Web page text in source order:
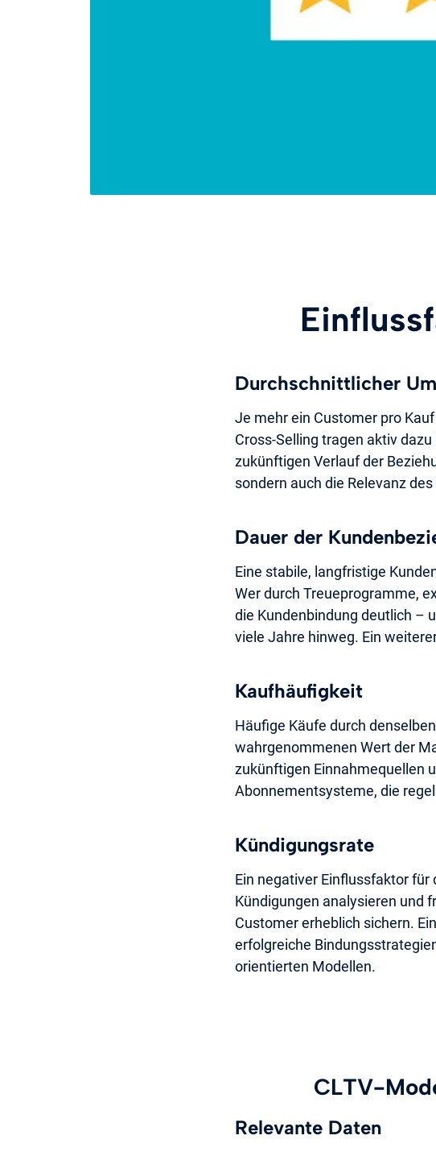
Durchschnittlicher
Je mehr ein Customer pro
Cross-Selling tragen aktiv
zukünftigen Verlauf der
sondern auch die Relevanz
Dauer der
Eine stabile, langfristige
Wer durch Treueprogramme,
die Kundenbindung deutlich –
viele Jahre hinweg. Ein
Kaufhäufigkeit
Häufige Käufe durch
wahrgenommenen Wert der
zukünftigen Einnahmequellen
Abonnementsysteme, die
Kündigungsrate
Ein negativer Einflussfaktor für
Kündigungen analysieren und
Customer erheblich sichern.
erfolgreiche
orientierten Modellen.
CLTV-
Relevante Daten